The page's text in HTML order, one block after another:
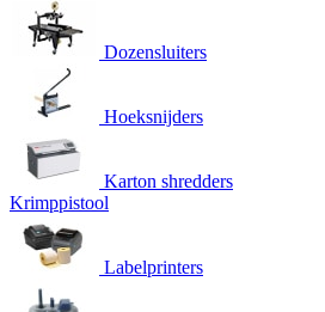
Dozensluiters
Hoeksnijders
Karton shredders
Krimppistool
Labelprinters